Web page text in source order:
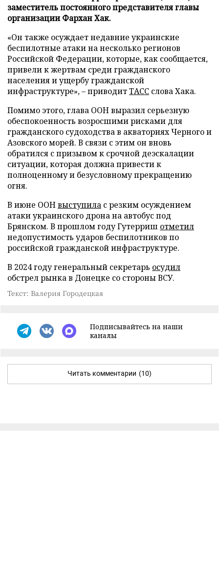
заместитель постоянного представителя главы
организации Фархан Хак.
«Он также осуждает недавние украинские
беспилотные атаки на несколько регионов
Российской Федерации, которые, как сообщается,
привели к жертвам среди гражданского
населения и ущербу гражданской
инфраструктуре», – приводитТАСС слова Хака.
Помимо этого, глава ООН выразил серьезную
обеспокоенность возросшими рисками для
гражданского судоходства в акваториях Черного и
Азовского морей. В связи с этим он вновь
обратился с призывом к срочной деэскалации
ситуации, которая должна привести к
полноценному и безусловному прекращению
огня.
В июне ООНвыступила с резким осуждением
атаки украинского дрона на автобус под
Брянском. В прошлом году Гутерриш отметил
недопустимость ударов беспилотников по
российской гражданской инфраструктуре.
В 2024 году генеральный секретарь осудил
обстрел рынка в Донецке со стороны ВСУ.
Текст: Валерия Городецкая
Подписывайтесь на наши
каналы
Читать комментарии (10)